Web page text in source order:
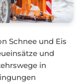
Schnee und Eis
und
in